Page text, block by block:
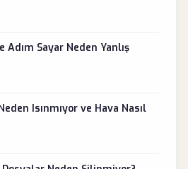
Sayar Neden Yanlış
Isınmıyor ve Hava Nasıl